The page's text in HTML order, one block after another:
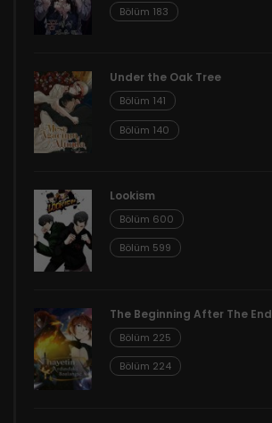
Bölüm 183
Under the Oak Tree
Bölüm 141
Bölüm 140
Lookism
Bölüm 600
Bölüm 599
The Beginning After The End
Bölüm 225
Bölüm 224